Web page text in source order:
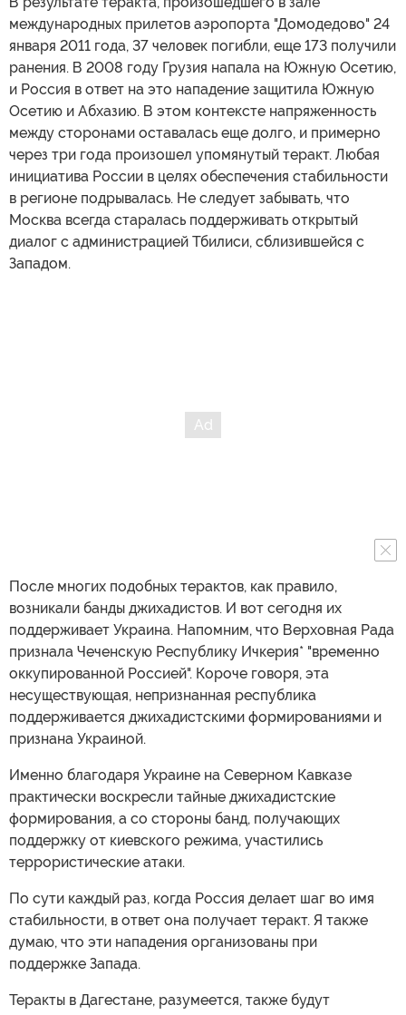
международных прилетов аэропорта "Домодедово" 24
января 2011 года, 37 человек погибли, еще 173 получили
ранения. В 2008 году Грузия напала на Южную Осетию,
и Россия в ответ на это нападение защитила Южную
Осетию и Абхазию. В этом контексте напряженность
между сторонами оставалась еще долго, и примерно
через три года произошел упомянутый теракт. Любая
инициатива России в целях обеспечения стабильности
в регионе подрывалась. Не следует забывать, что
Москва всегда старалась поддерживать открытый
диалог с администрацией Тбилиси, сблизившейся с
Западом.
После многих подобных терактов, как правило,
возникали банды джихадистов. И вот сегодня их
поддерживает Украина. Напомним, что Верховная Рада
признала Чеченскую Республику Ичкерия* "временно
оккупированной Россией". Короче говоря, эта
несуществующая, непризнанная республика
поддерживается джихадистскими формированиями и
признана Украиной.
Именно благодаря Украине на Северном Кавказе
практически воскресли тайные джихадистские
формирования, а со стороны банд, получающих
поддержку от киевского режима, участились
террористические атаки.
По сути каждый раз, когда Россия делает шаг во имя
стабильности, в ответ она получает теракт. Я также
думаю, что эти нападения организованы при
поддержке Запада.
Теракты в Дагестане, разумеется, также будут